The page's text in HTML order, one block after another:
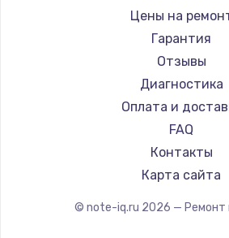
Ремонт
Ремонт ноутбуков
Ремонт ноутбуков
Ремонт ноутбуков
Ремонт ноутбуков
Ремонт ноутбуков
Aquarius
Gigabyte
Aorus
Getac
Epson
Philips
LG
Panasonic
Цены на
Гарантия
Отзывы
Диагностика
Оплата и
FAQ
Контакты
Карта сайта
© note-iq.ru 2026 — Ремонт